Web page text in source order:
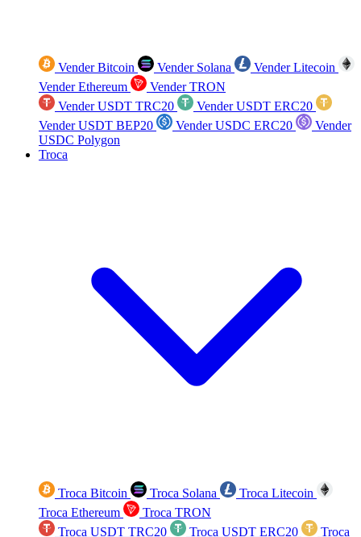
Vender Bitcoin Vender Solana
Vender Litecoin
Vender Ethereum
Vender TRON
Vender USDT TRC20
Vender USDT ERC20
Vender USDT BEP20
Vender USDC ERC20
Vender
USDC Polygon
Troca
Troca Bitcoin Troca Solana
Troca Litecoin
Troca Ethereum
Troca TRON
Troca USDT TRC20
Troca USDT ERC20
Troca